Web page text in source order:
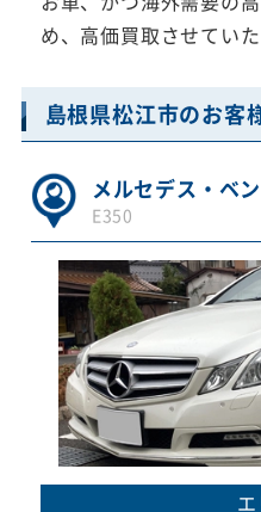
め、高価買取させていた
島根県松江市のお客
メルセデス・ベ
E350